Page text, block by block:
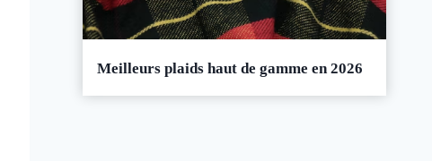
Meilleurs plaids haut de gamme en 2026